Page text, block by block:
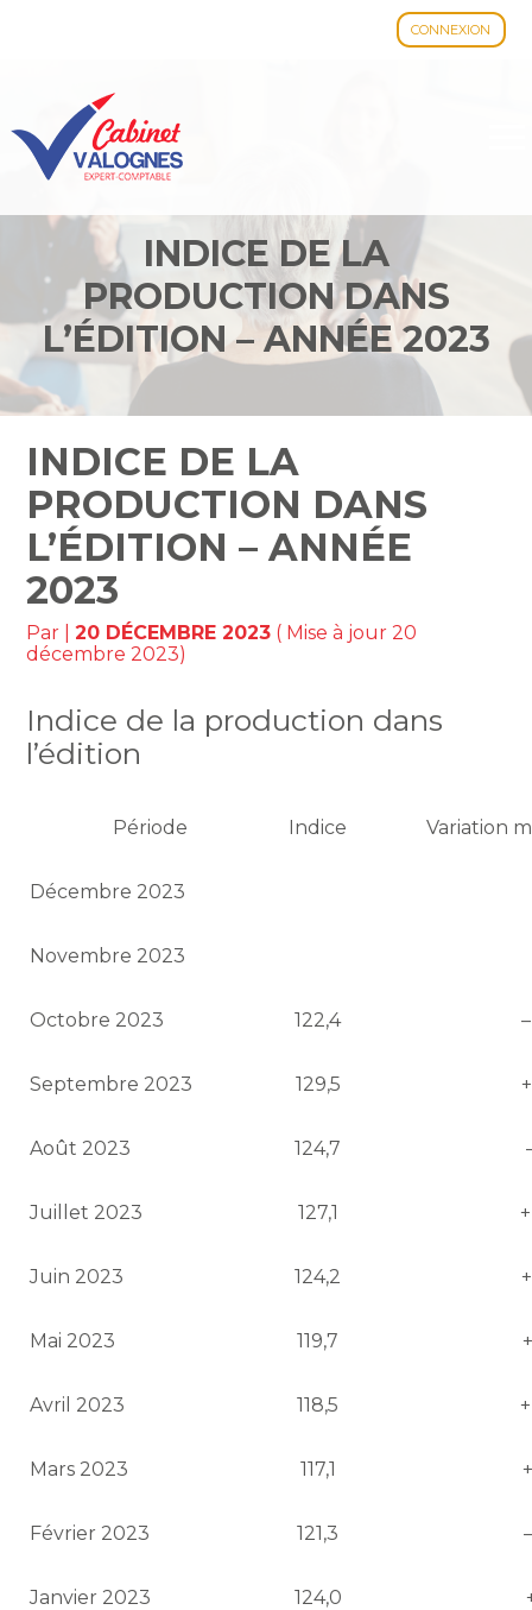
CONNEXION
Aller
contenu
INDICE DE LA
PRODUCTION DANS
L’ÉDITION – ANNÉE 2023
INDICE DE LA
PRODUCTION DANS
L’ÉDITION – ANNÉE
2023
Par |20 DÉCEMBRE 2023 ( Mise à jour 20
décembre 2023)
Indice de la production dans
l’édition
Période Indice Variation
Décembre 2023
Novembre 2023
Octobre 2023 122,4
Septembre 2023 129,5
Août 2023 124,7
Juillet 2023 127,1
Juin 2023 124,2
Mai 2023 119,7
Avril 2023 118,5
Mars 2023 117,1
Février 2023 121,3
Janvier 2023 124,0